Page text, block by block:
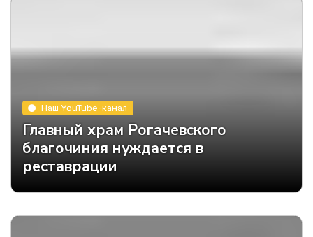
Наш YouTube-канал
Главный храм Рогачевского
благочиния нуждается в
реставрации